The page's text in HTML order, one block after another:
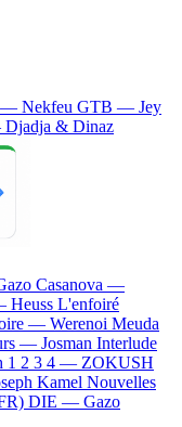
— Nekfeu GTB — Jey
& Dinaz
Casanova —
Heuss L'enfoiré
— Werenoi Meuda
— Josman Interlude
1 2 3 4 — ZOKUSH
Kamel Nouvelles
DIE — Gazo